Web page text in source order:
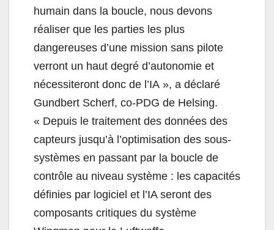
humain dans la boucle, nous devons
réaliser que les parties les plus
dangereuses d’une mission sans pilote
verront un haut degré d’autonomie et
nécessiteront donc de l’IA », a déclaré
Gundbert Scherf, co-PDG de Helsing.
« Depuis le traitement des données des
capteurs jusqu’à l’optimisation des sous-
systèmes en passant par la boucle de
contrôle au niveau système : les capacités
définies par logiciel et l’IA seront des
composants critiques du système